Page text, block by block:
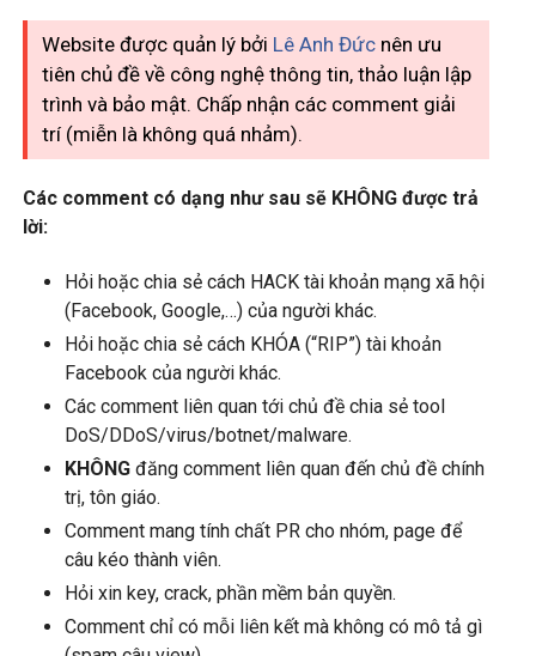
Website được quản lý bởi Lê Anh Đức nên ưu
tiên chủ đề về công nghệ thông tin, thảo luận lập
trình và bảo mật. Chấp nhận các comment giải
trí (miễn là không quá nhảm).
Các comment có dạng như sau sẽ KHÔNG được trả
lời:
Hỏi hoặc chia sẻ cách HACK tài khoản mạng xã hội
(Facebook, Google,…) của người khác.
Hỏi hoặc chia sẻ cách KHÓA (“RIP”) tài khoản
Facebook của người khác.
Các comment liên quan tới chủ đề chia sẻ tool
DoS/DDoS/virus/botnet/malware.
KHÔNG đăng comment liên quan đến chủ đề chính
trị, tôn giáo.
Comment mang tính chất PR cho nhóm, page để
câu kéo thành viên.
Hỏi xin key, crack, phần mềm bản quyền.
Comment chỉ có mỗi liên kết mà không có mô tả gì